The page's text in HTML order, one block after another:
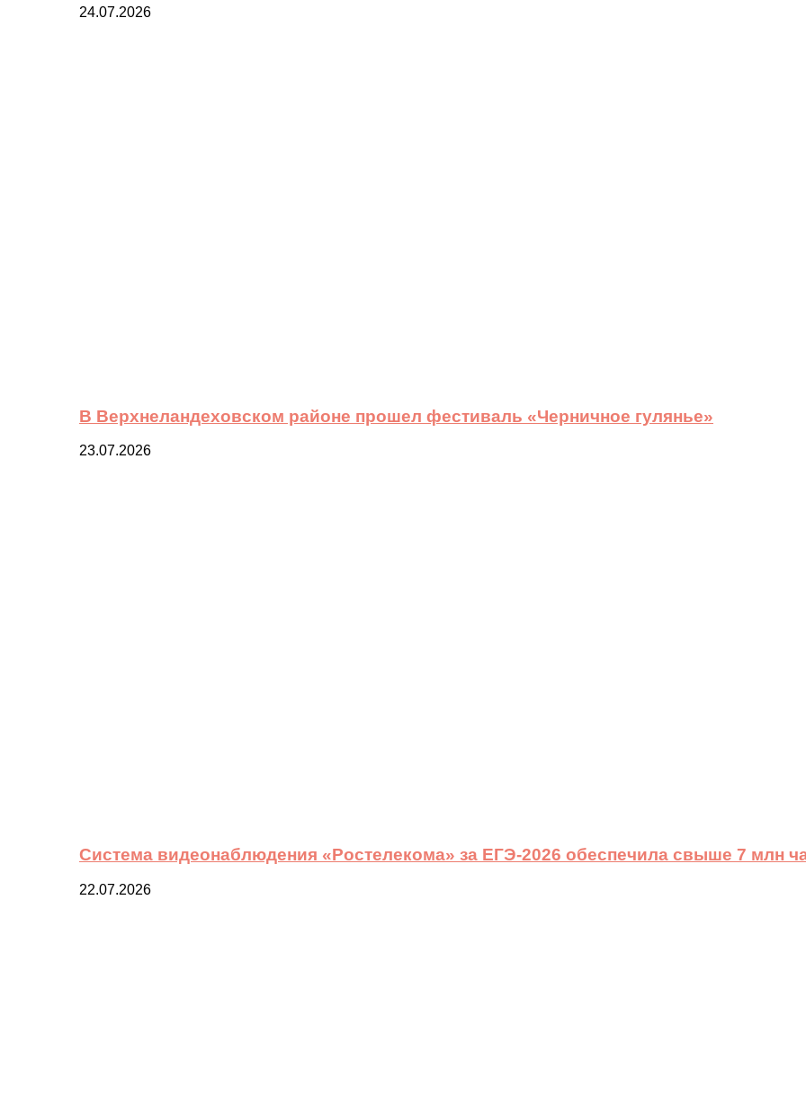
24.07.2026
В Верхнеландеховском районе прошел фестиваль «Черничное гулянье»
23.07.2026
Система видеонаблюдения «Ростелекома» за ЕГЭ-2026 обеспечила свыше 7 млн
22.07.2026